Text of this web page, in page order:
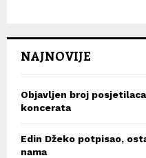
NAJNOVIJE
Objavljen broj
koncerata
Edin Džeko potpisao,
nama